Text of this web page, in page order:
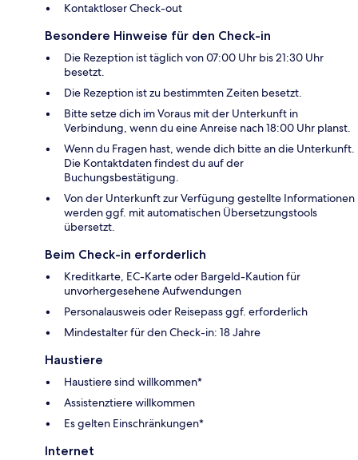
Kontaktloser Check-out
Besondere Hinweise für den Check-in
Die Rezeption ist täglich von 07:00 Uhr bis 21:30 Uhr
besetzt.
Die Rezeption ist zu bestimmten Zeiten besetzt.
Bitte setze dich im Voraus mit der Unterkunft in
Verbindung, wenn du eine Anreise nach 18:00 Uhr planst.
Wenn du Fragen hast, wende dich bitte an die Unterkunft.
Die Kontaktdaten findest du auf der
Buchungsbestätigung.
Von der Unterkunft zur Verfügung gestellte Informationen
werden ggf. mit automatischen Übersetzungstools
übersetzt.
Beim Check-in erforderlich
Kreditkarte, EC-Karte oder Bargeld-Kaution für
unvorhergesehene Aufwendungen
Personalausweis oder Reisepass ggf. erforderlich
Mindestalter für den Check-in: 18 Jahre
Haustiere
Haustiere sind willkommen*
Assistenztiere willkommen
Es gelten Einschränkungen*
Internet